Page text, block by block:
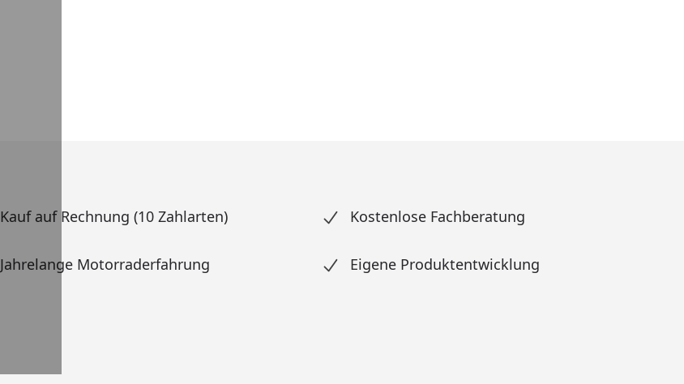
Kauf auf Rechnung (10 Zahlarten) Kostenlose Fachberatung
Jahrelange Motorraderfahrung Eigene Produktentwicklung